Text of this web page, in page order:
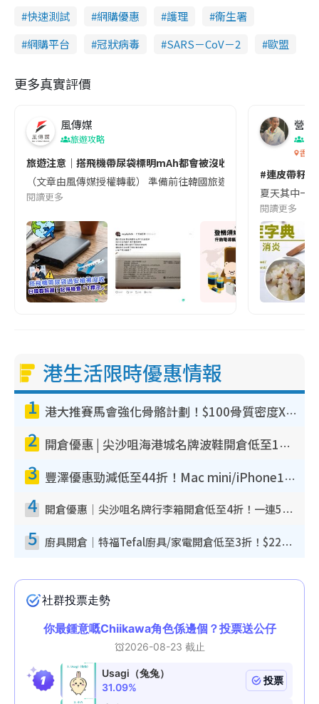
快速測試
網購優惠 護理
衞生署
網購平台
冠狀病毒 SARS－CoV－2 歐盟
更多真實評價
風傳媒
旅遊攻略
旅遊注意｜搭飛機帶尿袋標明mAh都會被沒收😱出發前切記檢查
（文章由風傳媒授權轉載） 準備前往韓國旅遊的民眾，近期要
閱讀更多
營養
香港
#連皮帶籽
夏天其中一
閱讀更多
港生活限時優惠情報
1 港大推賽馬會強化骨骼計劃！$100骨質密度X光檢查 完成免費運動訓練送超市禮券！附參加資格
2 開倉優惠 | 尖沙咀海港城名牌波鞋開倉低至1折！On鞋$899起／Joy&Peace鞋履$98起
3 豐澤優惠勁減低至44折！Mac mini/iPhone17Pro大減價！廚房家電$220起
4 開倉優惠｜尖沙咀名牌行李箱開倉低至4折！一連5日 American Tourister/ace./Hallmark $200起！
5 廚具開倉｜特福Tefal廚具/家電開倉低至3折！$220起買平底鍋/炒鑊/湯煲！電飯煲/吸塵機/燙斗$418起